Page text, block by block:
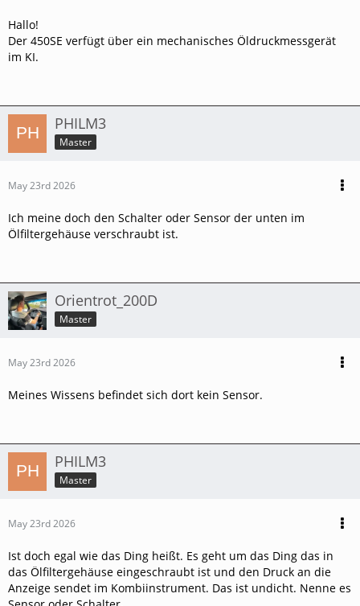
Hallo!
Der 450SE verfügt über ein mechanisches Öldruckmessgerät
im KI.
PHILM3
Master
May 23rd 2026
Ich meine doch den Schalter oder Sensor der unten im
Ölfiltergehäuse verschraubt ist.
Orientrot_200D
Master
May 23rd 2026
Meines Wissens befindet sich dort kein Sensor.
PHILM3
Master
May 23rd 2026
Ist doch egal wie das Ding heißt. Es geht um das Ding das in
das Ölfiltergehäuse eingeschraubt ist und den Druck an die
Anzeige sendet im Kombiinstrument. Das ist undicht. Nenne es